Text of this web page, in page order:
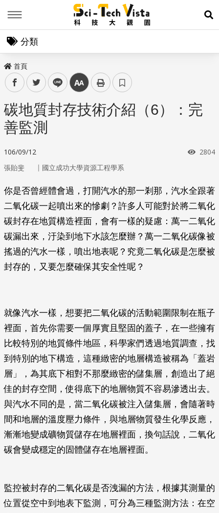
展
分類
首頁
facebooktwitter line 中
碳地質封存技術介紹（6）：完
善監測
106/09/12 瀏覽
2804
張貽斐 ｜ 國立成功大學資源工程學系
你是否曾經體會過，打開汽水的那一剎那，汽水全跟著
二氧化碳一起噴出來的慘劇？許多人可能對於將二氧化
碳封存在地質構造裡面，會有一樣的疑慮：萬一二氧化
碳漏出來，汙染到地下水該怎麼辦？萬一二氧化碳像被
搖過的汽水一樣，噴出地表呢？究竟二氧化碳是怎麼被
封存的，又要怎麼確保其安全性呢？
就像汽水一樣，想要把二氧化碳的活動範圍限制在瓶子
裡面，首先你需要一個厚實且堅固的蓋子，在一些擁有
比較特別的地質條件地區，科學家們透過地質調查，找
到特別的地下構造，這種緻密的地層構造被稱為「蓋岩
層」，為其底下相對不那麼緻密的儲集層，創造出了絕
佳的封存空間，使得底下的地層物質不容易滲透出去。
與汽水不同的是，當二氧化碳被注入儲集層，會隨著時
間和地層的溫度壓力條件，與地層物質發生化學反應，
漸漸地變成礦物質儲存在地層裡面，換句話說，二氧化
碳會變成穩定的固體儲存在地層裡面。
監控被封存的二氧化碳是否洩漏的方法，根據其測量的
位置從空中到地表下監測，可分為三種監測方法：在空